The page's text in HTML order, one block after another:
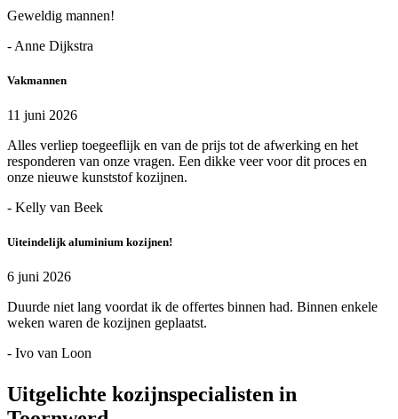
Geweldig mannen!
- Anne Dijkstra
Vakmannen
11 juni 2026
Alles verliep toegeeflijk en van de prijs tot de afwerking en het
responderen van onze vragen. Een dikke veer voor dit proces en
onze nieuwe kunststof kozijnen.
- Kelly van Beek
Uiteindelijk aluminium kozijnen!
6 juni 2026
Duurde niet lang voordat ik de offertes binnen had. Binnen enkele
weken waren de kozijnen geplaatst.
- Ivo van Loon
Uitgelichte kozijnspecialisten in